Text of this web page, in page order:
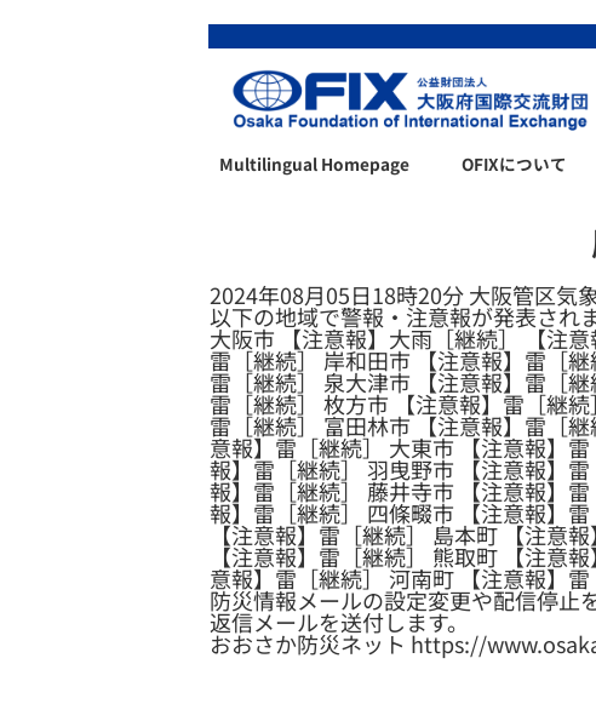
Multilingual Homepage OFIXについて
2024年08月05日18時20分 大阪管区気
以下の地域で警報・注意報が発表され
大阪市 【注意報】大雨［継続］ 【注
雷［継続］ 岸和田市 【注意報】雷［
雷［継続］ 泉大津市 【注意報】雷［
雷［継続］ 枚方市 【注意報】雷［継
雷［継続］ 富田林市 【注意報】雷［
意報】雷［継続］ 大東市 【注意報】
報】雷［継続］ 羽曳野市 【注意報】
報】雷［継続］ 藤井寺市 【注意報】
報】雷［継続］ 四條畷市 【注意報】
【注意報】雷［継続］ 島本町 【注意
【注意報】雷［継続］ 熊取町 【注意
意報】雷［継続］ 河南町 【注意報】
防災情報メールの設定変更や配信停止
返信メールを送付します。
おおさか防災ネット https://